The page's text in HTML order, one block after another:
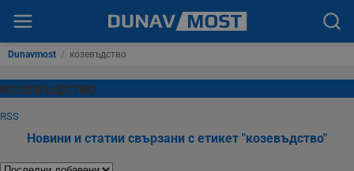
Dunavmost / козевъдство
козевъдство
RSS
Новини и статии свързани с етикет "козевъдство"